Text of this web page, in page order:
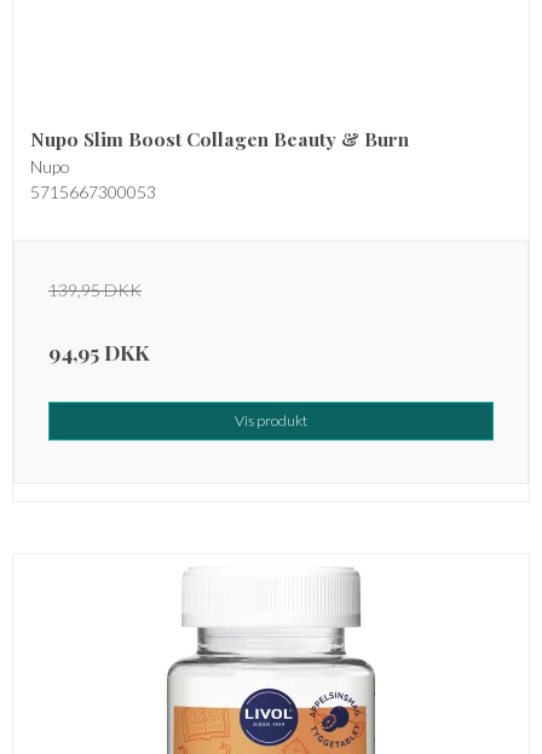
Nupo Slim Boost Collagen Beauty & Burn
Nupo
5715667300053
139,95 DKK
94,95 DKK
Vis produkt